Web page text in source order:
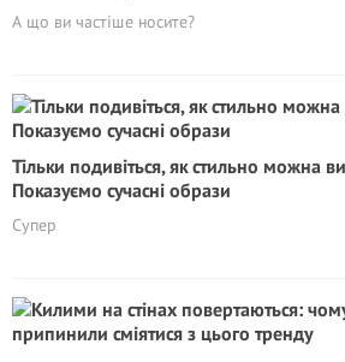
А що ви частіше носите?
Тільки подивіться, як стильно можна
Показуємо сучасні образи
Супер